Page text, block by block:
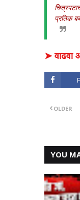
प्रतिक
➤ वाढवा
OLDER
YOU